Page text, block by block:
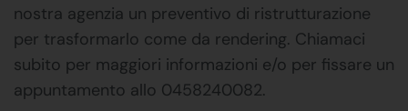
nostra agenzia un preventivo di ristrutturazione
per trasformarlo come da rendering. Chiamaci
subito per maggiori informazioni e/o per fissare un
appuntamento allo 0458240082.